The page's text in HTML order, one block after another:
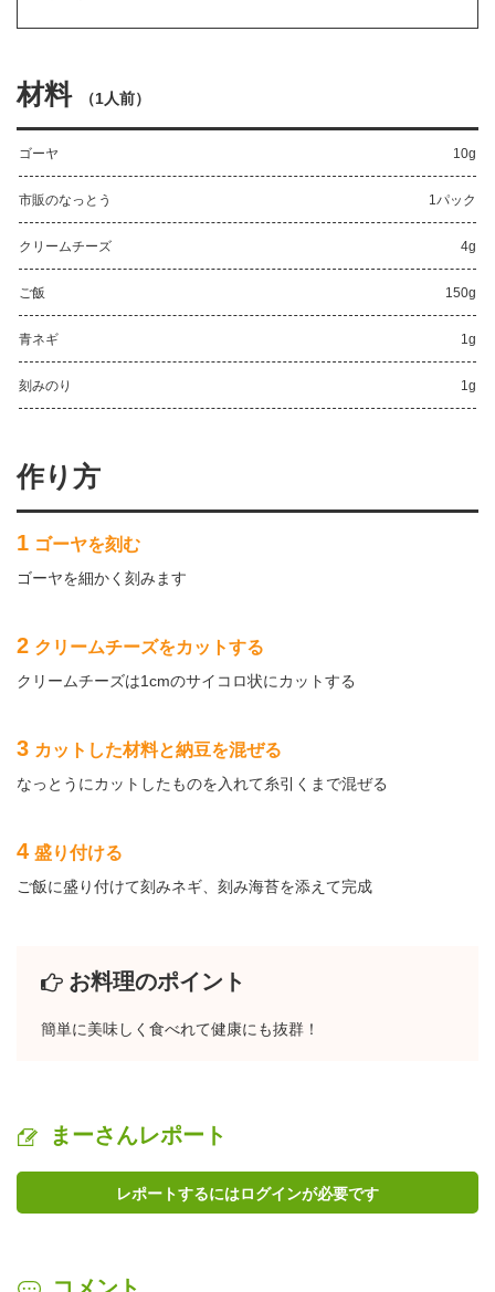
材料 （1人前）
ゴーヤ 10g
市販のなっとう 1パック
クリームチーズ 4g
ご飯 150g
青ネギ 1g
刻みのり 1g
作り方
1 ゴーヤを刻む
ゴーヤを細かく刻みます
2 クリームチーズをカットする
クリームチーズは1cmのサイコロ状にカットする
3 カットした材料と納豆を混ぜる
なっとうにカットしたものを入れて糸引くまで混ぜる
4 盛り付ける
ご飯に盛り付けて刻みネギ、刻み海苔を添えて完成
お料理のポイント
簡単に美味しく食べれて健康にも抜群！
まーさんレポート
レポートするにはログインが必要です